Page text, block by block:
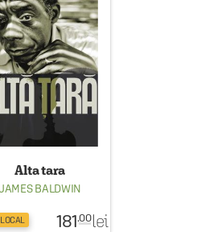
Alta tara
BALDWIN
181.00 lei